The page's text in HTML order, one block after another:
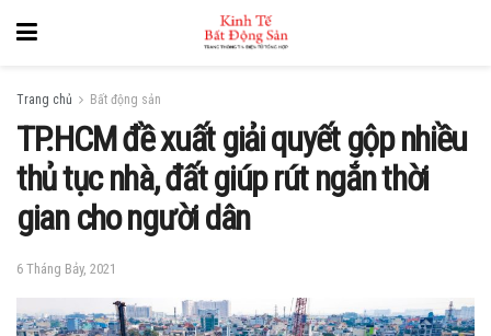
Trang chủ Bất động sản
TP.HCM đề xuất giải quyết gộp nhiều
thủ tục nhà, đất giúp rút ngắn thời
gian cho người dân
6 Tháng Bảy, 2021